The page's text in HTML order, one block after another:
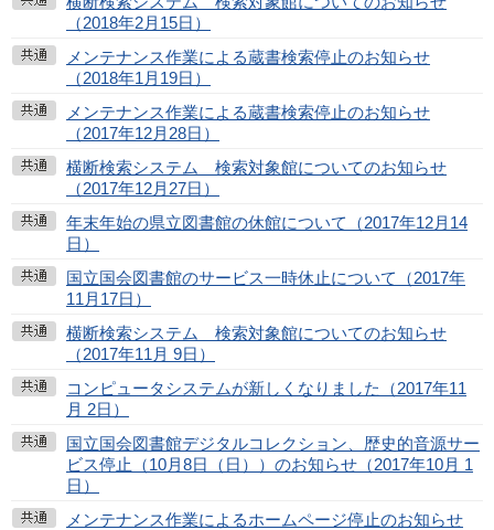
（2018年2月15日）
メンテナンス作業による蔵書検索停止のお知らせ
（2018年1月19日）
メンテナンス作業による蔵書検索停止のお知らせ
（2017年12月28日）
横断検索システム 検索対象館についてのお知らせ
（2017年12月27日）
年末年始の県立図書館の休館について（2017年12月14
日）
国立国会図書館のサービス一時休止について（2017年
11月17日）
横断検索システム 検索対象館についてのお知らせ
（2017年11月 9日）
コンピュータシステムが新しくなりました（2017年11
月 2日）
国立国会図書館デジタルコレクション、歴史的音源サー
ビス停止（10月8日（日））のお知らせ（2017年10月 1
日）
メンテナンス作業によるホームページ停止のお知らせ